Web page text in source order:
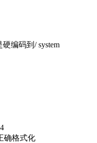
编码到/ system
确格式化